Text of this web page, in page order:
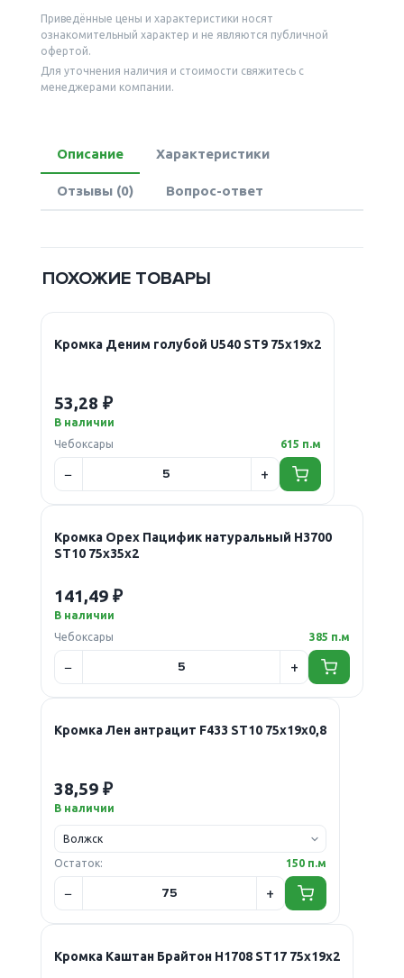
Приведённые цены и характеристики носят
ознакомительный характер и не являются публичной
офертой.
Для уточнения наличия и стоимости свяжитесь с
менеджерами компании.
Описание Характеристики
Отзывы (0) Вопрос-ответ
ПОХОЖИЕ ТОВАРЫ
Кромка Деним голубой U540 ST9 75х19х2
53,28 ₽
В наличии
Чебоксары
615 п.м
Кромка Орех Пацифик натуральный H3700
ST10 75х35х2
141,49 ₽
В наличии
Чебоксары
385 п.м
Кромка Лен антрацит F433 ST10 75х19х0,8
38,59 ₽
В наличии
Остаток: 150 п.м
Кромка Каштан Брайтон H1708 ST17 75х19х2